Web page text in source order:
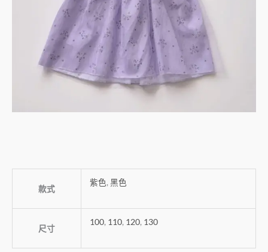
款式
紫色, 黑色
尺寸
100, 110, 120, 130